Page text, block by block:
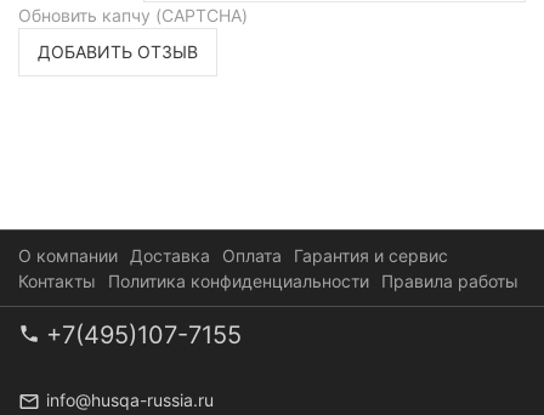
Обновить капчу (CAPTCHA)
ДОБАВИТЬ ОТЗЫВ
О компании Доставка Оплата
Гарантия и сервис
Контакты
Политика конфиденциальности Правила работы
+7(495)107-7155
info@husqa-russia.ru